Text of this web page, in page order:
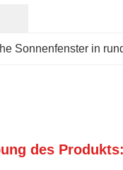
Sonnenfenster in
des Produkts: